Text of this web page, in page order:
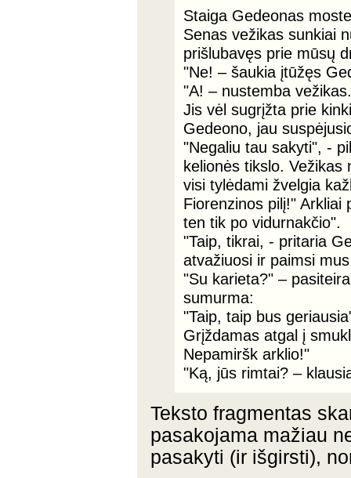
Staiga Gedeonas
Senas vežikas sunkiai
prišlubavęs prie mūsų
"Ne! – šaukia įtūžęs
"A! – nustemba
Jis vėl sugrįžta prie
Gedeono, jau
"Negaliu tau sakyti", -
kelionės tikslo. Vežikas
visi tylėdami žvelgia
Fiorenzinos pilį!"
ten tik po vidurnakčio".
"Taip, tikrai, - pritaria
atvažiuosi ir paimsi
"Su karieta?" –
sumurma:
"Taip, taip bus
Grįždamas atgal į
Nepamiršk arklio!"
"Ką, jūs rimtai? –
Teksto fragmentas
pasakojama mažiau
pasakyti (ir išgirsti),